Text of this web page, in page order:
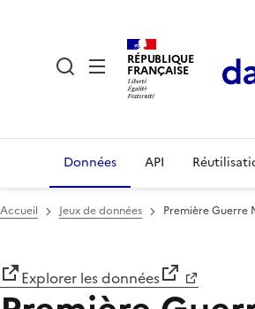
RÉPUBLIQUE
FRANÇAISE
Données API
Accueil Jeux de données Première Guerre
Explorer les données